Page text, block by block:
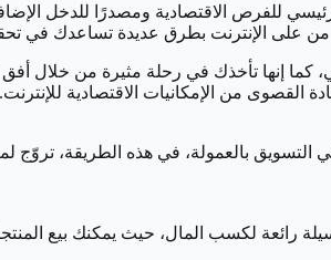
للفرص الاقتصادية ومصدرًا للدخل
كما إنها تأخذك في رحلة مثيرة من
القصوى من الإمكانيات الاقتصادية للإنترنت.
التسويق بالعمولة، في هذه الطريقة،
رائعة لكسب المال، حيث يمكنك بيع